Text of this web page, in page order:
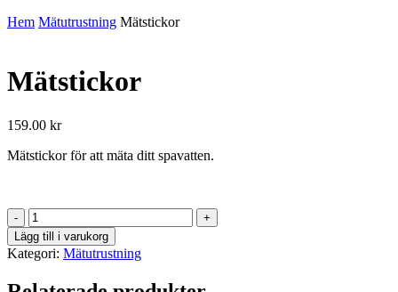
Hem Mätutrustning Mätstickor
Mätstickor
159.00 kr
Mätstickor för att mäta ditt spavatten.
Mätstickor
mängd
Lägg till i varukorg
Kategori: Mätutrustning